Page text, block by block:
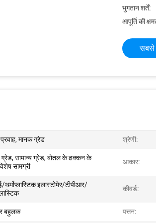
भुगतान शर्तें:
आपूर्ति की
सबसे
मानक ग्रेड श्रेणी:
ग्रेड, सामान्य ग्रेड, बोतल के ढक्कन के
सामग्री
आकार:
थर्मोप्लास्टिक इलास्टोमेर/टीपीआर/
कीवर्ड:
बहुलक पत्तन: